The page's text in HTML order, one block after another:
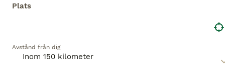
Plats
Avstånd från dig